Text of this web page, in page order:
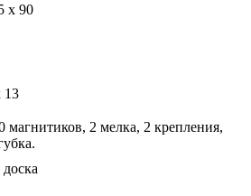
х 90
13
магнитиков, 2 мелка, 2 крепления,